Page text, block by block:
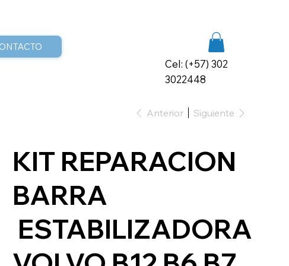
Cel: (+57) 302
3022448
Anterior Siguiente
KIT REPARACION
BARRA
ESTABILIZADORA